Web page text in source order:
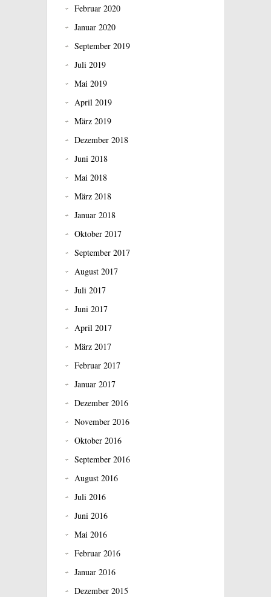
Februar 2020
Januar 2020
September 2019
Juli 2019
Mai 2019
April 2019
März 2019
Dezember 2018
Juni 2018
Mai 2018
März 2018
Januar 2018
Oktober 2017
September 2017
August 2017
Juli 2017
Juni 2017
April 2017
März 2017
Februar 2017
Januar 2017
Dezember 2016
November 2016
Oktober 2016
September 2016
August 2016
Juli 2016
Juni 2016
Mai 2016
Februar 2016
Januar 2016
Dezember 2015